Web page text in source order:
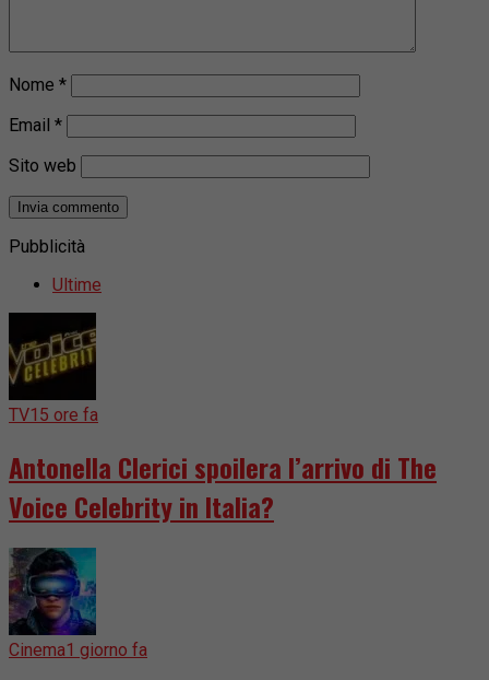
Nome *
Email *
Sito web
Pubblicità
Ultime
TV15 ore fa
Antonella Clerici spoilera l’arrivo di The
Voice Celebrity in Italia?
Cinema1 giorno fa